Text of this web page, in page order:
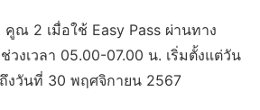
คูณ 2 เมื่อใช้ Easy Pass ผ่านทาง
งเวลา 05.00-07.00 น. เริ่มตั้งแต่วัน
งวันที่ 30 พฤศจิกายน 2567